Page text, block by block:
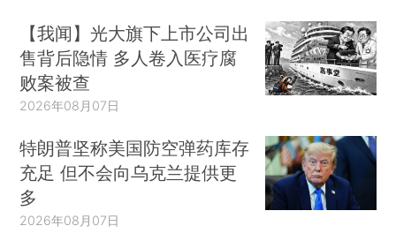
【我闻】光大旗下上市公司出
售背后隐情 多人卷入医疗腐
败案被查
2026年08月07日
特朗普坚称美国防空弹药库存
充足 但不会向乌克兰提供更
多
2026年08月07日